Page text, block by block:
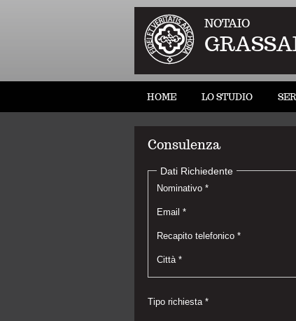
NOTAIO
HOME LO STUDIO
Consulenza
Dati Richiedente
Nominativo *
Email *
Recapito telefonico *
Città *
Tipo richiesta *